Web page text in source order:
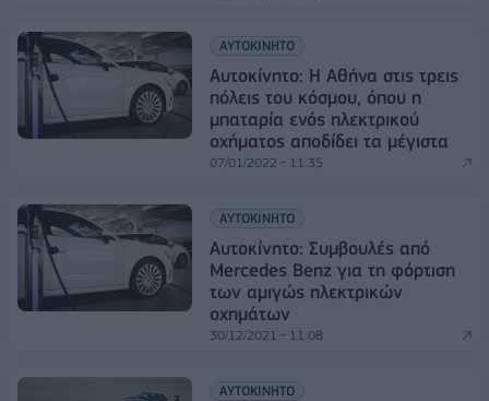
ΑΥΤΟΚΙΝΗΤΟ
Αυτοκίνητο: Η Αθήνα στις τρεις
πόλεις του κόσμου, όπου η
μπαταρία ενός ηλεκτρικού
οχήματος αποδίδει τα μέγιστα
07/01/2022 - 11:35
ΑΥΤΟΚΙΝΗΤΟ
Αυτοκίνητο: Συμβουλές από
Mercedes Benz για τη φόρτιση
των αμιγώς ηλεκτρικών
οχημάτων
30/12/2021 - 11:08
ΑΥΤΟΚΙΝΗΤΟ